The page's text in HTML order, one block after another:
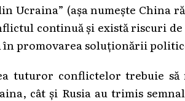
Ucraina” (așa numește China
continuă și există riscuri de
în promovarea soluționării
tuturor conflictelor trebuie
cât și Rusia au trimis